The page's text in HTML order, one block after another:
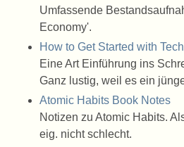
Umfassende
Economy'.
How to Get Started with
Eine Art Einführung ins
Ganz lustig, weil es ein
Atomic Habits Book Notes
Notizen zu Atomic Habits.
eig. nicht schlecht.